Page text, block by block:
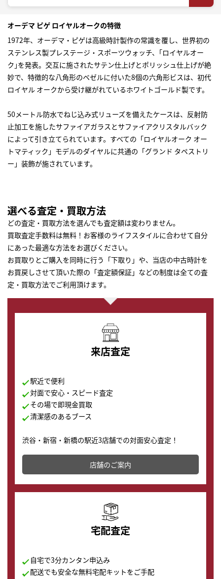
オーデマ ピゲ ロイヤルオークの特徴
1972年、オーデマ・ピゲは高級時計製作の常識を覆し、世界初の
ステンレス製プレステージ・スポーツウォッチ、｢ロイヤルオー
ク｣を発表。交互に施されたサテン仕上げとポリッシュ仕上げが絶
妙で、特徴的な八角形のベゼルに付いた8個の六角形ビスは、初代
ロイヤル オークから受け継がれているホワイトゴールド製です。
50メートル防水でねじ込み式リューズを備えたケースは、反射防
止加工を施したサファイアガラスとサファイアクリスタルバック
によって引き立てられています。すべての「ロイヤルオーク オー
トマティック」モデルのダイヤルに共通の「グランド タペストリ
ー」装飾が施されています。
選べる査定・買取方法
どの査定・買取方法を選んでも査定額は変わりません。
買取査定手数料は無料！お客様のライフスタイルに合わせて自分
にあった最適な方法をお選びください。
お買取りとご購入を同時に行う「下取り」や、当店の中古時計を
お買戻しさせて頂いた際の「査定額保証」などの制度は全ての査
定・買取方法でご利用頂けます。
来店査定
駅近で便利
対面で安心・スピード査定
その場で即現金買取
清潔感のあるブース
渋谷・新宿・新橋の駅近3店舗での対面安心査定！
その場で現金買取致します。渋谷本店では、時計販売の
店舗を併設しており、下取りに出してお得に新しい時計
の購入もできます♪
店舗のご案内
宅配査定
自宅で3分カンタン申込み
配送でも安全な無料宅配キットをご手配